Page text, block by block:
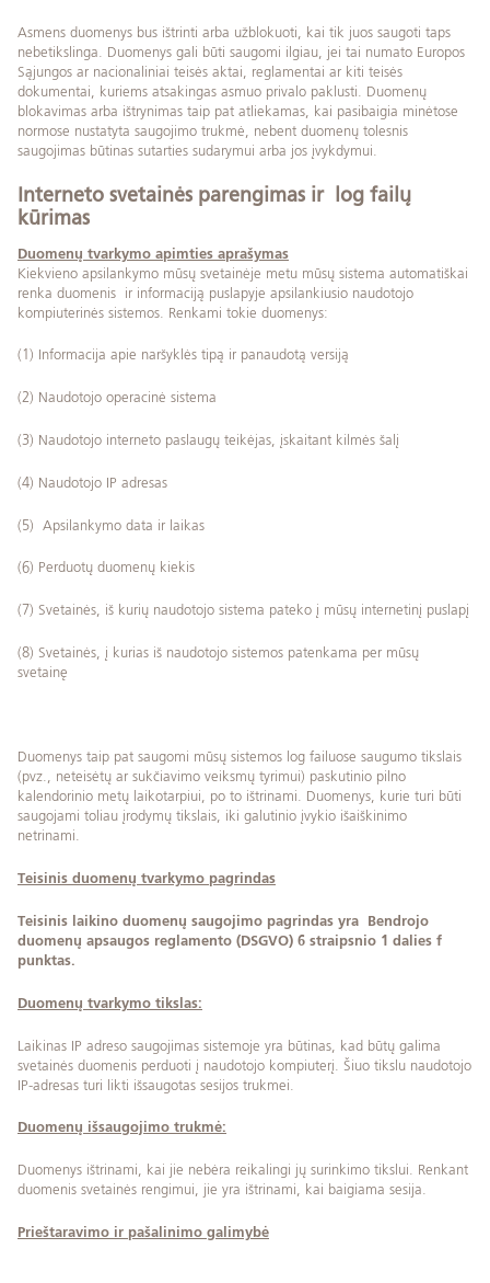
Asmens duomenys bus ištrinti arba užblokuoti, kai tik juos saugoti taps
nebetikslinga. Duomenys gali būti saugomi ilgiau, jei tai numato Europos
Sąjungos ar nacionaliniai teisės aktai, reglamentai ar kiti teisės
dokumentai, kuriems atsakingas asmuo privalo paklusti. Duomenų
blokavimas arba ištrynimas taip pat atliekamas, kai pasibaigia minėtose
normose nustatyta saugojimo trukmė, nebent duomenų tolesnis
saugojimas būtinas sutarties sudarymui arba jos įvykdymui.
Interneto svetainės parengimas ir log failų
kūrimas
Duomenų tvarkymo apimties aprašymas
Kiekvieno apsilankymo mūsų svetainėje metu mūsų sistema automatiškai
renka duomenis ir informaciją puslapyje apsilankiusio naudotojo
kompiuterinės sistemos. Renkami tokie duomenys:
(1) Informacija apie naršyklės tipą ir panaudotą versiją
(2) Naudotojo operacinė sistema
(3) Naudotojo interneto paslaugų teikėjas, įskaitant kilmės šalį
(4) Naudotojo IP adresas
(5) Apsilankymo data ir laikas
(6) Perduotų duomenų kiekis
(7) Svetainės, iš kurių naudotojo sistema pateko į mūsų internetinį puslapį
(8) Svetainės, į kurias iš naudotojo sistemos patenkama per mūsų
svetainę
Duomenys taip pat saugomi mūsų sistemos log failuose saugumo tikslais
(pvz., neteisėtų ar sukčiavimo veiksmų tyrimui) paskutinio pilno
kalendorinio metų laikotarpiui, po to ištrinami. Duomenys, kurie turi būti
saugojami toliau įrodymų tikslais, iki galutinio įvykio išaiškinimo
netrinami.
Teisinis duomenų tvarkymo pagrindas
Teisinis laikino duomenų saugojimo pagrindas yra Bendrojo
duomenų apsaugos reglamento (DSGVO) 6 straipsnio 1 dalies f
punktas.
Duomenų tvarkymo tikslas:
Laikinas IP adreso saugojimas sistemoje yra būtinas, kad būtų galima
svetainės duomenis perduoti į naudotojo kompiuterį. Šiuo tikslu naudotojo
IP-adresas turi likti išsaugotas sesijos trukmei.
Duomenų išsaugojimo trukmė:
Duomenys ištrinami, kai jie nebėra reikalingi jų surinkimo tikslui. Renkant
duomenis svetainės rengimui, jie yra ištrinami, kai baigiama sesija.
Prieštaravimo ir pašalinimo galimybė